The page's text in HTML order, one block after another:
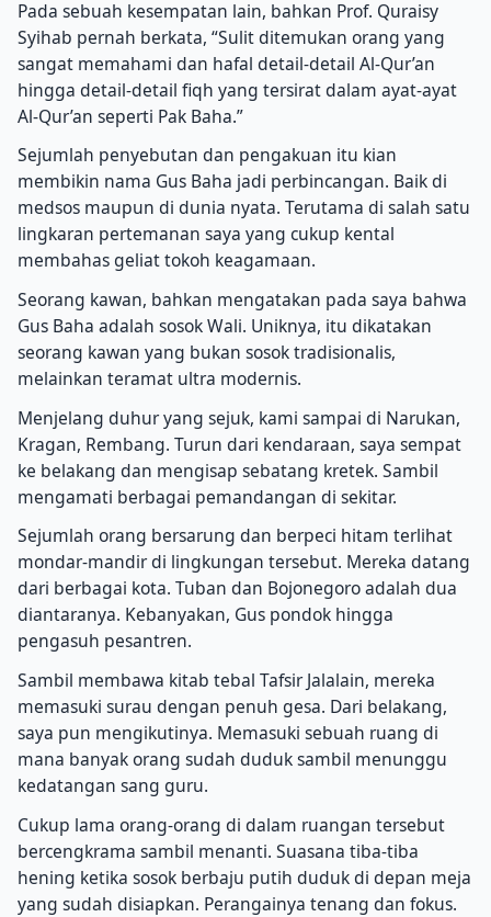
Pada sebuah kesempatan lain, bahkan Prof. Quraisy
Syihab pernah berkata, “Sulit ditemukan orang yang
sangat memahami dan hafal detail-detail Al-Qur’an
hingga detail-detail fiqh yang tersirat dalam ayat-ayat
Al-Qur’an seperti Pak Baha.”
Sejumlah penyebutan dan pengakuan itu kian
membikin nama Gus Baha jadi perbincangan. Baik di
medsos maupun di dunia nyata. Terutama di salah satu
lingkaran pertemanan saya yang cukup kental
membahas geliat tokoh keagamaan.
Seorang kawan, bahkan mengatakan pada saya bahwa
Gus Baha adalah sosok Wali. Uniknya, itu dikatakan
seorang kawan yang bukan sosok tradisionalis,
melainkan teramat ultra modernis.
Menjelang duhur yang sejuk, kami sampai di Narukan,
Kragan, Rembang. Turun dari kendaraan, saya sempat
ke belakang dan mengisap sebatang kretek. Sambil
mengamati berbagai pemandangan di sekitar.
Sejumlah orang bersarung dan berpeci hitam terlihat
mondar-mandir di lingkungan tersebut. Mereka datang
dari berbagai kota. Tuban dan Bojonegoro adalah dua
diantaranya. Kebanyakan, Gus pondok hingga
pengasuh pesantren.
Sambil membawa kitab tebal Tafsir Jalalain, mereka
memasuki surau dengan penuh gesa. Dari belakang,
saya pun mengikutinya. Memasuki sebuah ruang di
mana banyak orang sudah duduk sambil menunggu
kedatangan sang guru.
Cukup lama orang-orang di dalam ruangan tersebut
bercengkrama sambil menanti. Suasana tiba-tiba
hening ketika sosok berbaju putih duduk di depan meja
yang sudah disiapkan. Perangainya tenang dan fokus.